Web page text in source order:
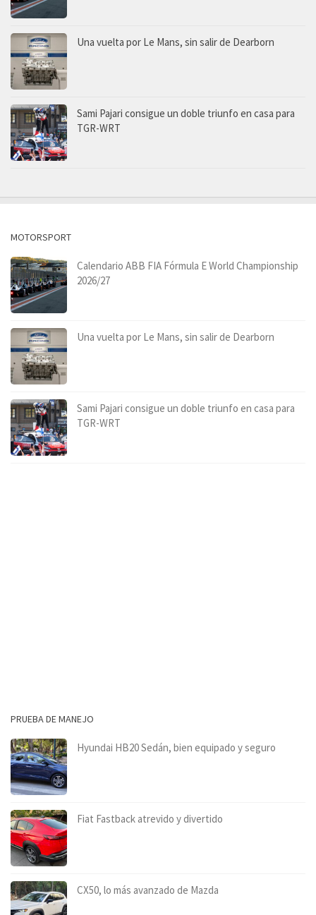
Una vuelta por Le Mans, sin salir de Dearborn
Sami Pajari consigue un doble triunfo en casa para
TGR-WRT
MOTORSPORT
Calendario ABB FIA Fórmula E World Championship
2026/27
Una vuelta por Le Mans, sin salir de Dearborn
Sami Pajari consigue un doble triunfo en casa para
TGR-WRT
PRUEBA DE MANEJO
Hyundai HB20 Sedán, bien equipado y seguro
Fiat Fastback atrevido y divertido
CX50, lo más avanzado de Mazda